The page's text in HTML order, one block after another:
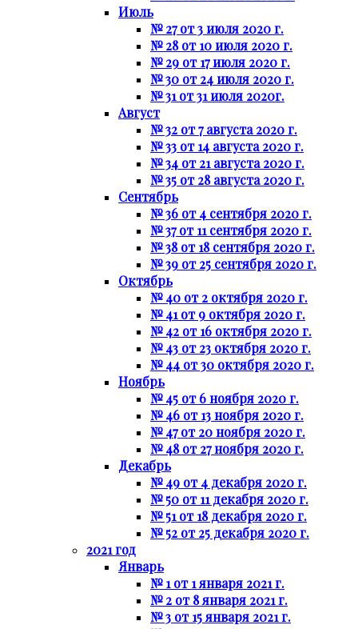
Июль
№ 27 от 3 июля 2020 г.
№ 28 от 10 июля 2020 г.
№ 29 от 17 июля 2020 г.
№ 30 от 24 июля 2020 г.
№ 31 от 31 июля 2020г.
Август
№ 32 от 7 августа 2020 г.
№ 33 от 14 августа 2020 г.
№ 34 от 21 августа 2020 г.
№ 35 от 28 августа 2020 г.
Сентябрь
№ 36 от 4 сентября 2020 г.
№ 37 от 11 сентября 2020 г.
№ 38 от 18 сентября 2020 г.
№ 39 от 25 сентября 2020 г.
Октябрь
№ 40 от 2 октября 2020 г.
№ 41 от 9 октября 2020 г.
№ 42 от 16 октября 2020 г.
№ 43 от 23 октября 2020 г.
№ 44 от 30 октября 2020 г.
Ноябрь
№ 45 от 6 ноября 2020 г.
№ 46 от 13 ноября 2020 г.
№ 47 от 20 ноября 2020 г.
№ 48 от 27 ноября 2020 г.
Декабрь
№ 49 от 4 декабря 2020 г.
№ 50 от 11 декабря 2020 г.
№ 51 от 18 декабря 2020 г.
№ 52 от 25 декабря 2020 г.
2021 год
Январь
№ 1 от 1 января 2021 г.
№ 2 от 8 января 2021 г.
№ 3 от 15 января 2021 г.